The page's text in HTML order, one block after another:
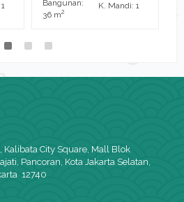
Bangunan:
36 m2
K. Mandi: 1
Kalibata City Square, Mall Blok
Pancoran, Kota Jakarta Selatan,
12740